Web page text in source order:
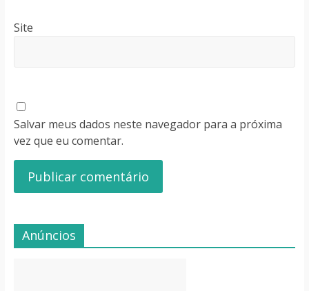
Site
Salvar meus dados neste navegador para a próxima
vez que eu comentar.
Anúncios